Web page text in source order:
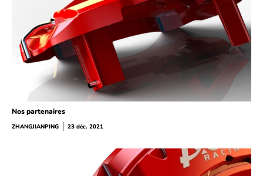
Nos partenaires
ZHANGJIANPING 23 déc. 2021